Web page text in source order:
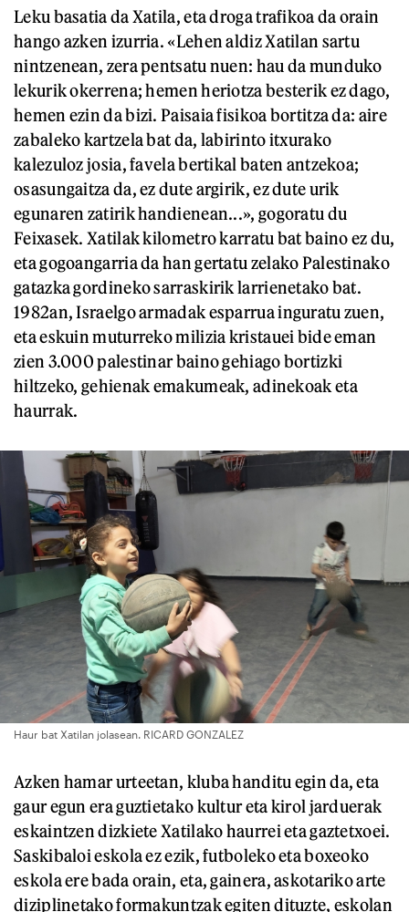
Leku basatia da Xatila, eta droga trafikoa da orain
hango azken izurria. «Lehen aldiz Xatilan sartu
nintzenean, zera pentsatu nuen: hau da munduko
lekurik okerrena; hemen heriotza besterik ez dago,
hemen ezin da bizi. Paisaia fisikoa bortitza da: aire
zabaleko kartzela bat da, labirinto itxurako
kalezuloz josia, favela bertikal baten antzekoa;
osasungaitza da, ez dute argirik, ez dute urik
egunaren zatirik handienean...», gogoratu du
Feixasek. Xatilak kilometro karratu bat baino ez du,
eta gogoangarria da han gertatu zelako Palestinako
gatazka gordineko sarraskirik larrienetako bat.
1982an, Israelgo armadak esparrua inguratu zuen,
eta eskuin muturreko milizia kristauei bide eman
zien 3.000 palestinar baino gehiago bortizki
hiltzeko, gehienak emakumeak, adinekoak eta
haurrak.
Haur bat Xatilan jolasean. RICARD GONZALEZ
Azken hamar urteetan, kluba handitu egin da, eta
gaur egun era guztietako kultur eta kirol jarduerak
eskaintzen dizkiete Xatilako haurrei eta gaztetxoei.
Saskibaloi eskola ez ezik, futboleko eta boxeoko
eskola ere bada orain, eta, gainera, askotariko arte
diziplinetako formakuntzak egiten dituzte, eskolan